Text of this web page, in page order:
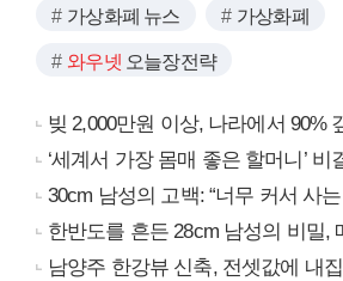
가상화폐 뉴스 가상화폐
와우넷 오늘장전략
빚 2,000만원 이상, 나라에서 90%
‘세계서 가장 몸매 좋은 할머니’ 비
30cm 남성의 고백: “너무 커서 사
한반도를 흔든 28cm 남성의 비밀,
남양주 한강뷰 신축, 전셋값에 내